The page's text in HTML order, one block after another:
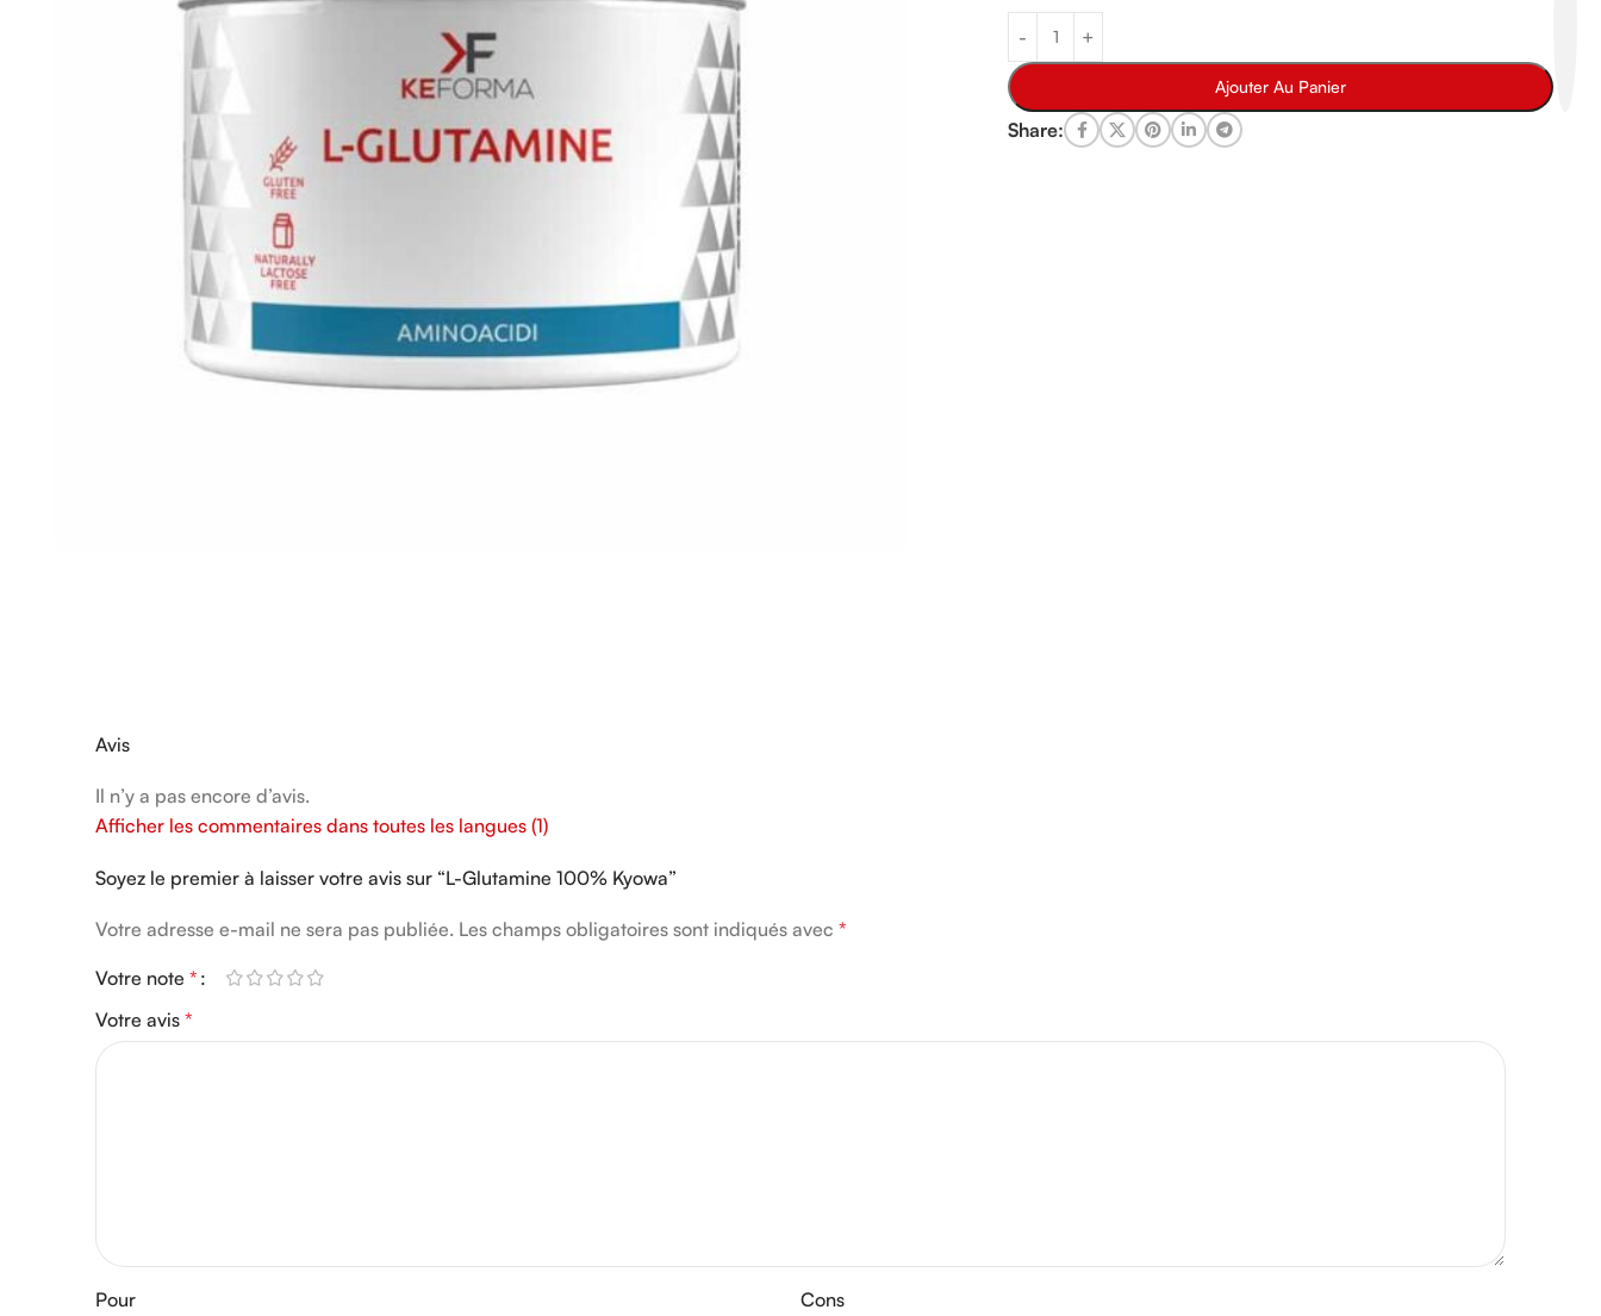
Ajouter Au Panier
Share:
Avis
Il n’y a pas encore d’avis.
Afficher les commentaires dans toutes les langues (1)
Soyez le premier à laisser votre avis sur “L-Glutamine 100% Kyowa”
Votre adresse e-mail ne sera pas publiée. Les champs obligatoires sont indiqués avec *
Votre note *
Votre avis *
Pour Cons
Alternative: